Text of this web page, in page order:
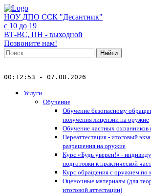
НОУ ДПО ССК "Десантник"
с 10 до 19
ВТ-ВС, ПН - выходной
Позвоните нам!
Найти
00:12:53 - 07.08.2026
Услуги
Обучение
Обучение безопасному
получения лицензии на оружие
Обучение частных охранников
Переаттестация - итоговый
разрешения на оружие
Курс «Будь уверен!» -
подготовки к практической
Курс обращения с оружием по
Оценочные материалы (для
итоговой аттестации)